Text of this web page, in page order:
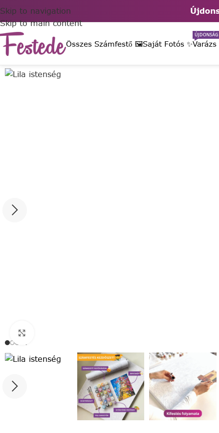
Skip to navigation
Skip to main content
Összes Számfestő 🖼️Saját Fotós ✨
ÚJDONSÁG